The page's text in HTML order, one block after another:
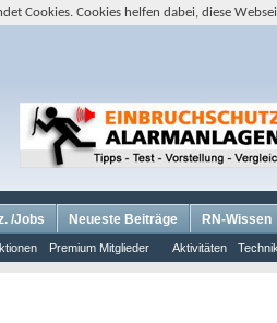
Premium Mitglieder Aktivitäten
/Jobs Neueste Beiträge RN-Wissen
Cookies. Cookies helfen dabei, diese